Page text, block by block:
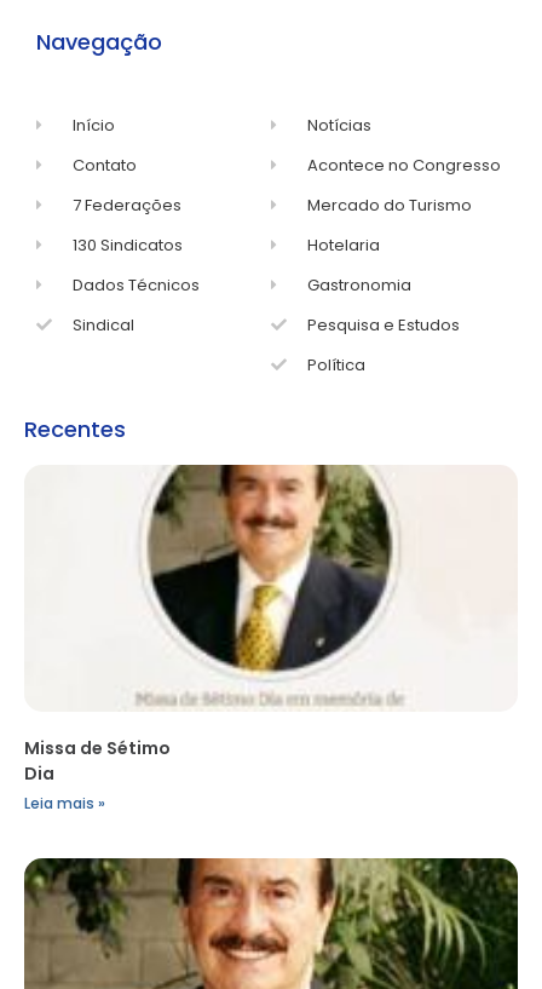
Navegação
Início
Contato
7 Federações
130 Sindicatos
Dados Técnicos
Sindical
Notícias
Acontece no Congresso
Mercado do Turismo
Hotelaria
Gastronomia
Pesquisa e Estudos
Política
Recentes
Missa de Sétimo
Dia
Leia mais »